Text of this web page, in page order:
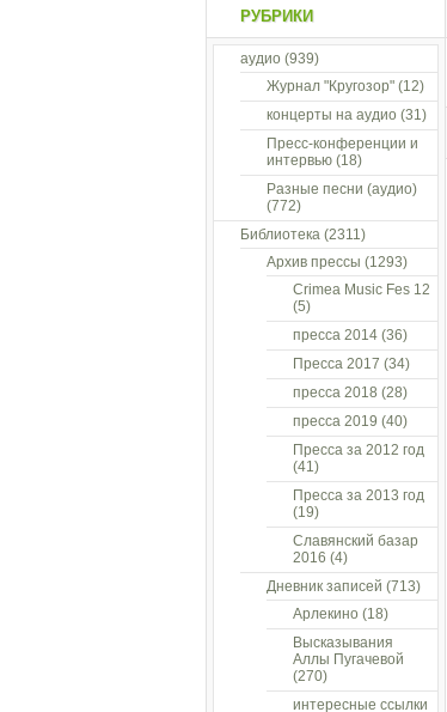
РУБРИКИ
аудио (939)
Журнал "Кругозор"(12)
концерты на аудио (31)
Пресс-конференции и
интервью(18)
Разные песни (аудио)
(772)
Библиотека(2311)
Архив прессы (1293)
Crimea Music Fes 12
(5)
пресса 2014(36)
Пресса 2017 (34)
пресса 2018 (28)
пресса 2019 (40)
Пресса за 2012 год
(41)
Пресса за 2013 год
(19)
Славянский базар
2016 (4)
Дневник записей (713)
Арлекино (18)
Высказывания
Аллы Пугачевой
(270)
интересные ссылки